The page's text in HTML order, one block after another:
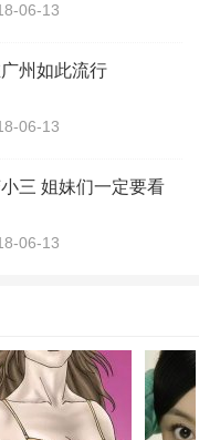
06-13
州如此流行
06-13
三 姐妹们一定要看
06-13